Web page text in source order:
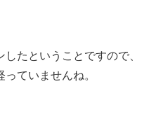
たということですので、
ていませんね。